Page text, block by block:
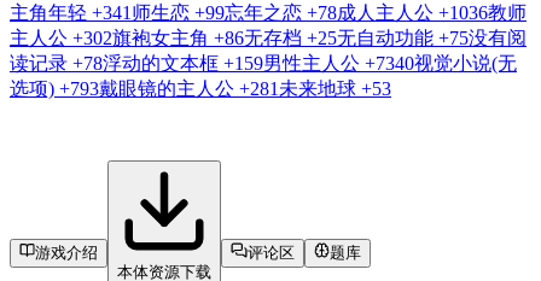
主角年轻 +341 师生恋 +99忘年之恋 +78成人主人公 +1036教师
主人公 +302旗袍女主角 +86无存档 +25无自动功能 +75没有阅
读记录 +78浮动的文本框 +159男性主人公 +7340视觉小说(无
选项) +793戴眼镜的主人公 +281 未来地球 +53
游戏介绍
本体资源下载
评论区 题库